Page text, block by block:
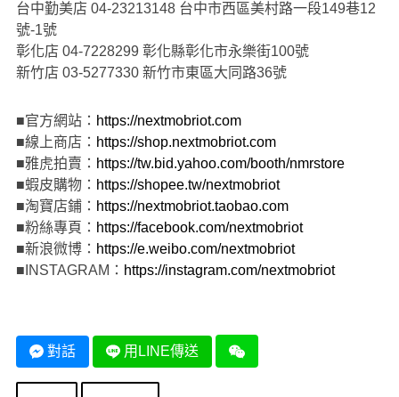
台中勤美店 04-23213148 台中市西區美村路一段149巷12
號-1號
彰化店 04-7228299 彰化縣彰化市永樂街100號
新竹店 03-5277330 新竹市東區大同路36號
■官方網站： https://nextmobriot.com
■線上商店： https://shop.nextmobriot.com
■雅虎拍賣： https://tw.bid.yahoo.com/booth/nmrstore
■蝦皮購物： https://shopee.tw/nextmobriot
■淘寶店鋪： https://nextmobriot.taobao.com
■粉絲專頁： https://facebook.com/nextmobriot
■新浪微博： https://e.weibo.com/nextmobriot
■INSTAGRAM： https://instagram.com/nextmobriot
對話 用LINE傳送